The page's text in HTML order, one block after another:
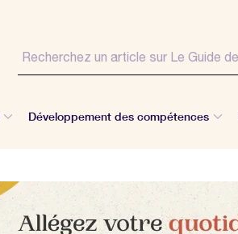
Développement des compétences